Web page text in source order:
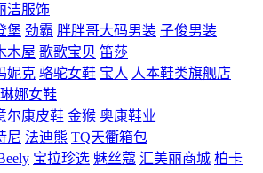
洁服饰
堡 劲霸 胖胖哥大码男装 子俊男装
木屋 歌歌宝贝 笛莎
妮克 骆驼女鞋 宝人 人本鞋类旗舰店
娜女鞋
尔康皮鞋 金猴 奥康鞋业
尼 法迪熊 TQ天衢箱包
宝拉珍选 魅丝蔻 汇美丽商城 柏卡